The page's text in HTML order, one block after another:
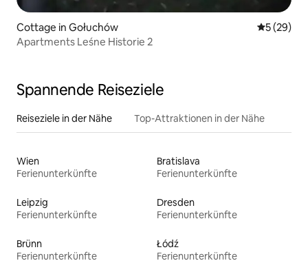
Cottage in Gołuchów
5 (29)
Apartments Leśne Historie 2
Spannende Reiseziele
Reiseziele in der Nähe Top-Attraktionen in der Nähe
Wien
Ferienunterkünfte
Bratislava
Ferienunterkünfte
Leipzig
Ferienunterkünfte
Dresden
Ferienunterkünfte
Brünn
Ferienunterkünfte
Łódź
Ferienunterkünfte